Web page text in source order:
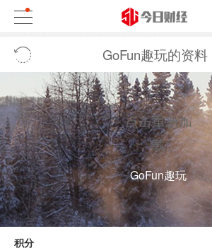
GoFun趣玩的资料
点击重新加
载
GoFun趣玩
积分